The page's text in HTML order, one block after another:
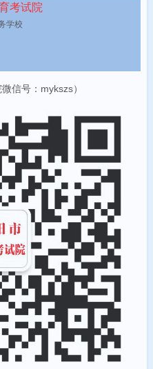
考试院
学校
信号：mykszs）